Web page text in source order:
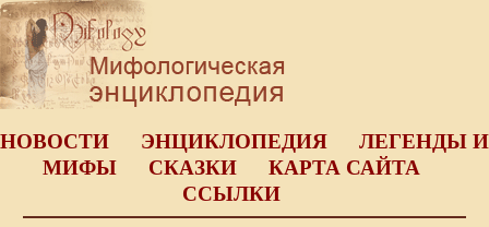
НОВОСТИ ЭНЦИКЛОПЕДИЯ
ЛЕГЕНДЫ И
МИФЫ
СКАЗКИ
КАРТА САЙТА
ССЫЛКИ